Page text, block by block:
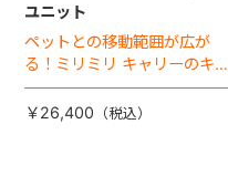
ユニット
ペットとの移動範囲が広が
る！ミリミリ キャリーのキャ
リー部単品が登場！
￥26,400